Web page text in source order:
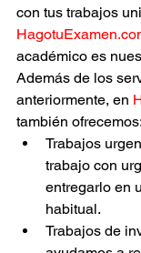
con tus trabajos
académico es
Además de los
anteriormente, en
también ofrecemos:
Trabajos
trabajo con
entregarlo en
habitual.
Trabajos de